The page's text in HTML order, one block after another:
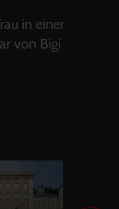
in einer
von Bigi